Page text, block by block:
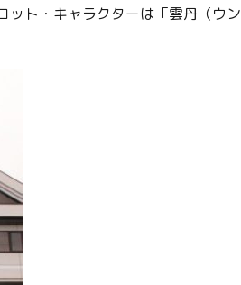
ット・キャラクターは「雲丹（ウン